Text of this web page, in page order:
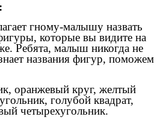
гному-малышу назвать
которые вы видите на
Ребята, малыш никогда не
названия фигур, поможем
оранжевый круг, желтый
голубой квадрат,
четырехугольник.